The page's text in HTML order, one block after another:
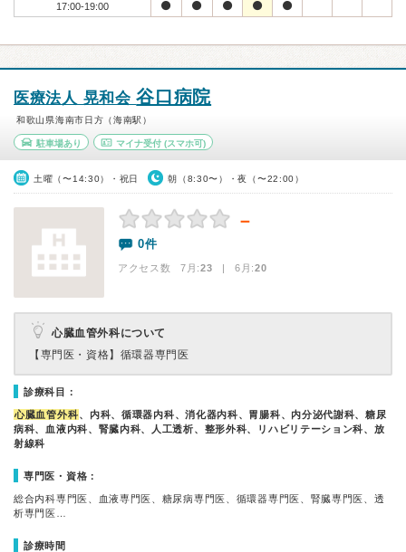
17:00-19:00
医療法人 晃和会谷口病院
和歌山県海南市日方（海南駅）
駐車場あり マイナ受付(スマホ可)
土曜（〜14:30）・祝日 朝（8:30〜）・夜（〜22:00）
－
0件
アクセス数 7月:23 | 6月:20
心臓血管外科について
【専門医・資格】 循環器専門医
診療科目：
心臓血管外科、内科、循環器内科、消化器内科、胃腸科、内分泌代謝科、糖尿
病科、血液内科、腎臓内科、人工透析、整形外科、リハビリテーション科、放
射線科
専門医・資格：
総合内科専門医、血液専門医、糖尿病専門医、循環器専門医、腎臓専門医、透
析専門医…
診療時間